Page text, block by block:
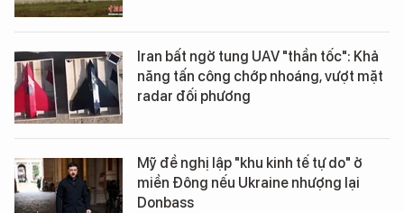
Iran bất ngờ tung UAV "thần tốc": Khả
năng tấn công chớp nhoáng, vượt mặt
radar đối phương
Mỹ đề nghị lập "khu kinh tế tự do" ở
miền Đông nếu Ukraine nhượng lại
Donbass